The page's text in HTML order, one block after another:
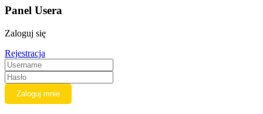
Panel Usera
Zaloguj się
Rejestracja